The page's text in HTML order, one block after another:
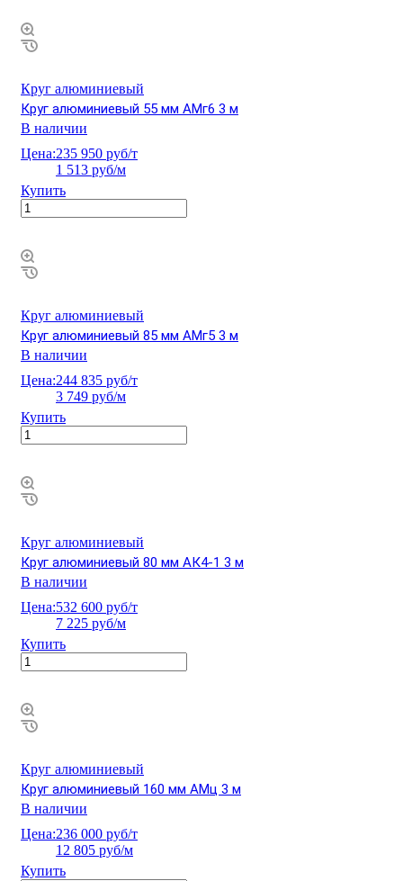
Круг алюминиевый
Круг алюминиевый 55 мм АМг6 3 м
В наличии
Цена:235 950 руб/т
1 513 руб/м
Купить
Круг алюминиевый
Круг алюминиевый 85 мм АМг5 3 м
В наличии
Цена:244 835 руб/т
3 749 руб/м
Купить
Круг алюминиевый
Круг алюминиевый 80 мм АК4-1 3 м
В наличии
Цена:532 600 руб/т
7 225 руб/м
Купить
Круг алюминиевый
Круг алюминиевый 160 мм АМц 3 м
В наличии
Цена:236 000 руб/т
12 805 руб/м
Купить